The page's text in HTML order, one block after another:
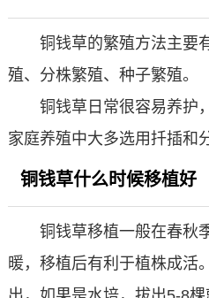
铜钱草的繁殖方法主要
殖、分株繁殖、种子繁殖。
铜钱草日常很容易养护
家庭养殖中大多选用扦插和
铜钱草什么时候移植好
铜钱草移植一般在春秋
暖，移植后有利于植株成活